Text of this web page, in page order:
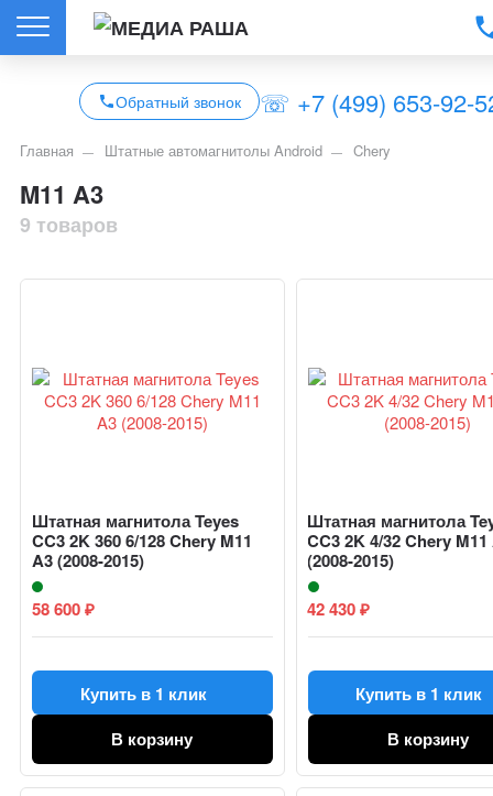
Обратный звонок ☏ +7 (499) 653-92-
Главная Штатные автомагнитолы Android Chery
M11 A3
9 товаров
Штатная магнитола Teyes
CC3 2K 360 6/128 Chery M11
A3 (2008-2015)
58 600₽
Купить в 1 клик
В корзину
Штатная магнитола
CC3 2K 4/32 Chery M11
(2008-2015)
42 430₽
Купить в 1 клик
В корзину